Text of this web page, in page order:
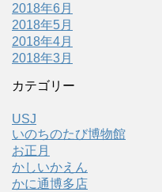
2018年6月
2018年5月
2018年4月
2018年3月
カテゴリー
USJ
いのちのたび博物館
お正月
かしいかえん
かに通博多店